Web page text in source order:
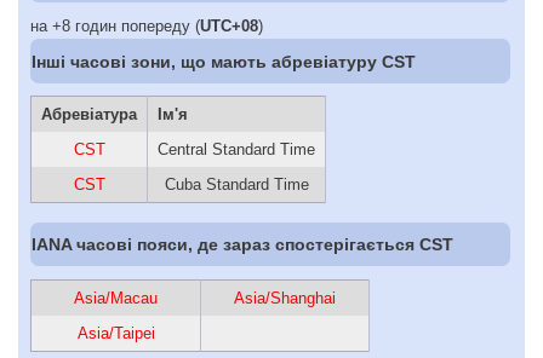
на +8 годин попереду (UTC+08)
Інші часові зони, що мають абревіатуру CST
Абревіатура
Ім'я
CST
Central Standard Time
CST
Cuba Standard Time
IANA часові пояси, де зараз спостерігається CST
Asia/Macau
Asia/Shanghai
Asia/Taipei